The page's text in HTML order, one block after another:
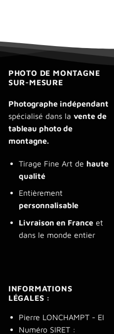
PHOTO DE MONTAGNE
SUR-MESURE
Photographe indépendant
spécialisé dans la vente de
tableau photo de
montagne.
Tirage Fine Art de haute
qualité
Entièrement
personnalisable
Livraison en Franceet
dans le monde entier
INFORMATIONS
LÉGALES :
Pierre LONCHAMPT - EI
Numéro SIRET :